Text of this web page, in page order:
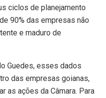
ciclos de planejamento
90% das empresas não
e maduro de
Guedes, esses dados
das empresas goianas,
as ações da Câmara. Para